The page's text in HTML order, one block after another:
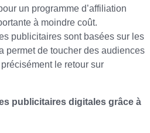
un programme d’affiliation
à moindre coût.
publicitaires sont basées sur les
permet de toucher des audiences
le retour sur
publicitaires digitales grâce à